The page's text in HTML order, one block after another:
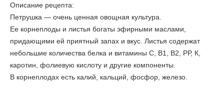
Описание рецепта:
Петрушка — очень ценная овощная культура.
Ее корнеплоды и листья богаты эфирными маслами,
придающими ей приятный запах и вкус. Листья содержат
небольшие количества белка и витамины С, В1, В2, РР, К,
каротин, фолиевую кислоту и другие компоненты.
В корнеплодах есть калий, кальций, фосфор, железо.